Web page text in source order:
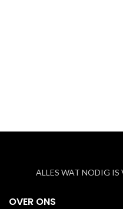
ALLES WAT NODIG
OVER ONS